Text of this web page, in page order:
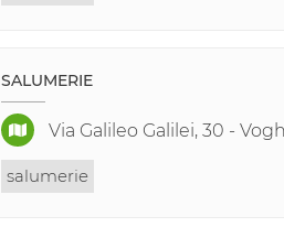
SALUMERIE
Via Galileo Galilei, 30 -
salumerie